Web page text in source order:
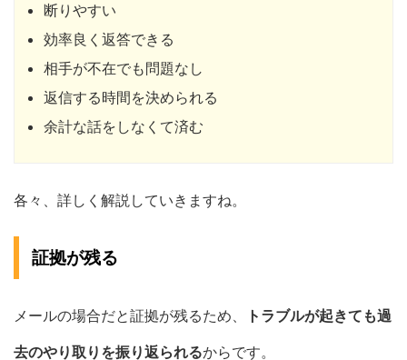
断りやすい
効率良く返答できる
相手が不在でも問題なし
返信する時間を決められる
余計な話をしなくて済む
各々、詳しく解説していきますね。
証拠が残る
メールの場合だと証拠が残るため、
トラブルが起きても過
去のやり取りを振り返られるからです。